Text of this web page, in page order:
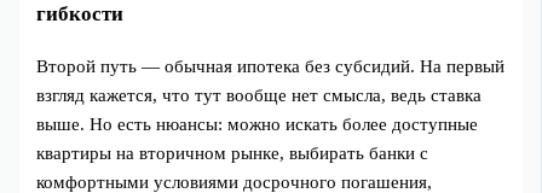
гибкости
Второй путь — обычная ипотека без субсидий. На первый
взгляд кажется, что тут вообще нет смысла, ведь ставка
выше. Но есть нюансы: можно искать более доступные
квартиры на вторичном рынке, выбирать банки с
комфортными условиями досрочного погашения,